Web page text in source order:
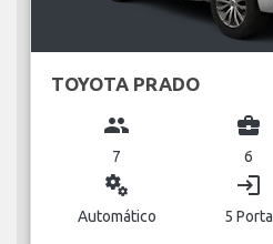
TOYOTA PRADO
group
7
business_center
6
miscellaneous_services
Automático
login
5 Porta